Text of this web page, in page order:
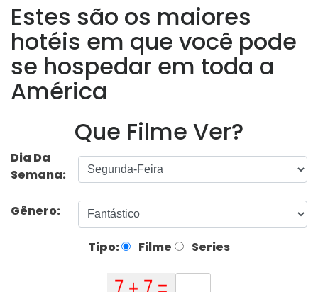
Estes são os maiores
hotéis em que você pode
se hospedar em toda a
América
Que Filme Ver?
Dia Da
Semana:
Gênero:
Tipo: Filme Series